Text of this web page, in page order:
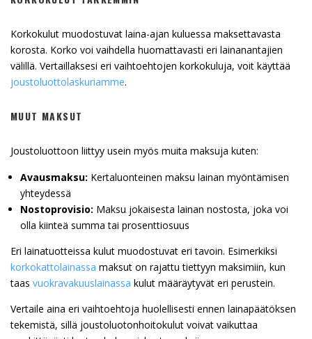
Korkokulut muodostuvat laina-ajan kuluessa maksettavasta
korosta. Korko voi vaihdella huomattavasti eri lainanantajien
välillä. Vertaillaksesi eri vaihtoehtojen korkokuluja, voit käyttää
joustoluottolaskuriamme.
MUUT MAKSUT
Joustoluottoon liittyy usein myös muita maksuja kuten:
Avausmaksu: Kertaluonteinen maksu lainan myöntämisen
yhteydessä
Nostoprovisio: Maksu jokaisesta lainan nostosta, joka voi
olla kiinteä summa tai prosenttiosuus
Eri lainatuotteissa kulut muodostuvat eri tavoin. Esimerkiksi
korkokattolainassa maksut on rajattu tiettyyn maksimiin, kun
taas vuokravakuuslainassa kulut määräytyvät eri perustein.
Vertaile aina eri vaihtoehtoja huolellisesti ennen lainapäätöksen
tekemistä, sillä joustoluotonhoitokulut voivat vaikuttaa